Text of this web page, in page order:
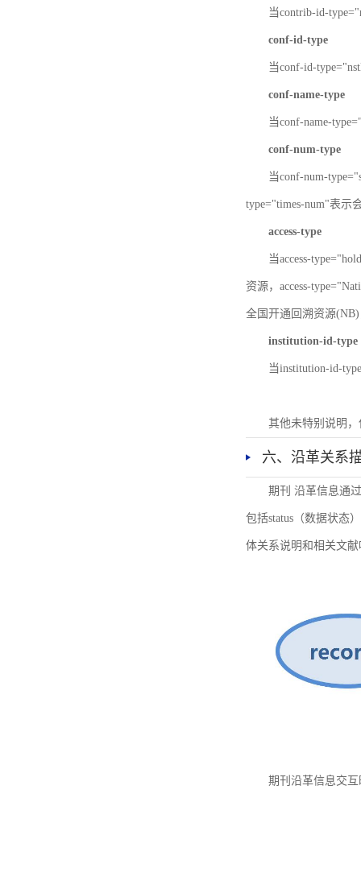
当contrib-id-
conf-id-type
当conf-id-
conf-name-type
当conf-name-
conf-num-type
当conf-num-
type="times-num"表示
access-type
当access-
资源，access-
全国开通回溯资源(NB)
institution-id-type
当institution-id-
其他未特别说明
六、沿革关系
期刊 沿革信息通
包括status（数据状态
体关系说明和相关文
期刊沿革信息交